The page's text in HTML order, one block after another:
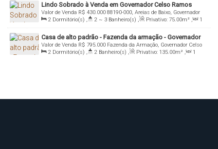
Lindo Sobrado à Venda em Governador Celso Ramos
R$ 430.000
Valor de Venda
88190-000, Areias de Baixo, Governador
Celso Ramos, Santa Catarina, Brasil
2 Dormitório(s) , 2 ~ 3 Banheiro(s) , Privativo: 75.00m² ,
1
Sala(s) , 2 Suíte(s) , 1 Vaga(s)
Casa de alto padrão - Fazenda da armação - Governador
Celso Ramos R$ 795.000
Valor de Venda
Fazenda da Armação, Governador Celso
Ramos, Santa Catarina, Brasil
2 Dormitório(s) , 2 Banheiro(s) , Privativo: 135.00m² ,
1